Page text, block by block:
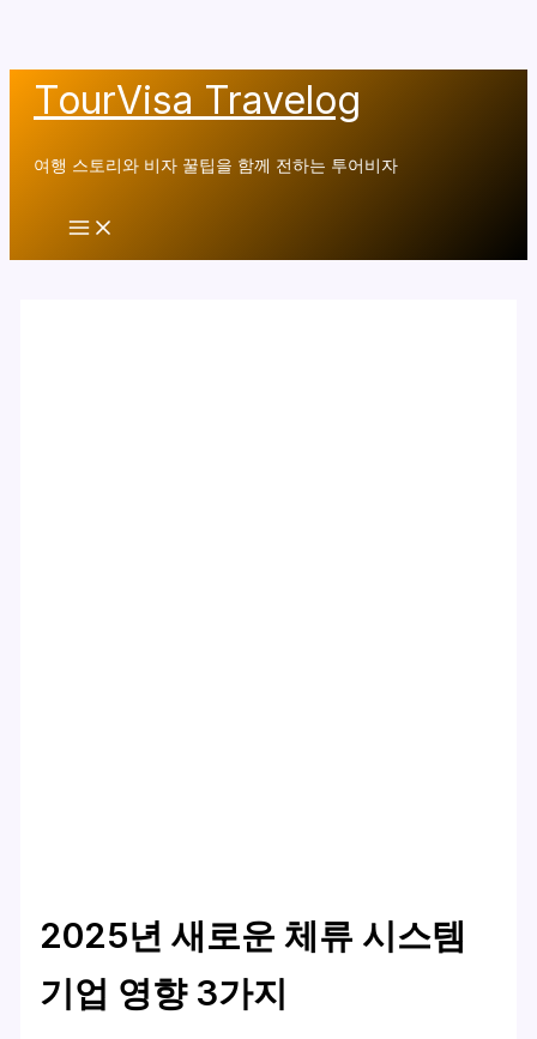
TourVisa Travelog
여행 스토리와 비자 꿀팁을 함께 전하는 투어비자
Main
2025년 새로운 체류 시스템
기업 영향 3가지